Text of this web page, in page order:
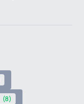
(8)